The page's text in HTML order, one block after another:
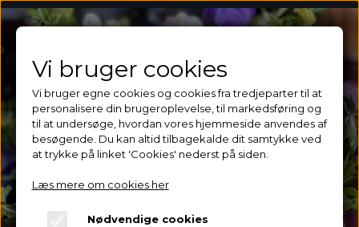
begravelsesbinderiet.dk
Vi bruger cookies
Vi bruger egne cookies og cookies fra tredjeparter til at
personalisere din brugeroplevelse, til markedsføring og
til at undersøge, hvordan vores hjemmeside anvendes af
besøgende. Du kan altid tilbagekalde dit samtykke ved
at trykke på linket 'Cookies' nederst på siden.
Læs mere om cookies her
Nødvendige cookies